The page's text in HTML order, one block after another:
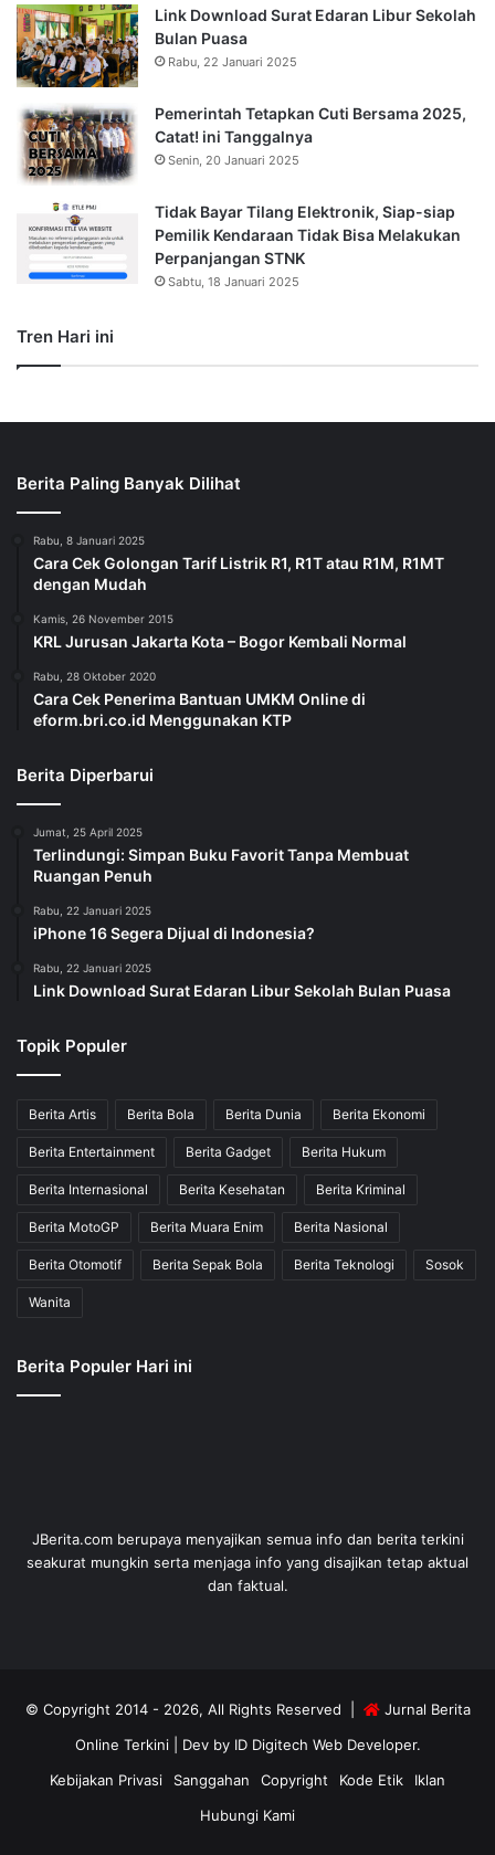
Link Download Surat Edaran Libur Sekolah
Bulan Puasa
Rabu, 22 Januari 2025
Pemerintah Tetapkan Cuti Bersama 2025,
Catat! ini Tanggalnya
Senin, 20 Januari 2025
Tidak Bayar Tilang Elektronik, Siap-siap
Pemilik Kendaraan Tidak Bisa Melakukan
Perpanjangan STNK
Sabtu, 18 Januari 2025
Tren Hari ini
Berita Paling Banyak Dilihat
Rabu, 8 Januari 2025
Cara Cek Golongan Tarif Listrik R1, R1T atau R1M, R1MT
dengan Mudah
Kamis, 26 November 2015
KRL Jurusan Jakarta Kota – Bogor Kembali Normal
Rabu, 28 Oktober 2020
Cara Cek Penerima Bantuan UMKM Online di
eform.bri.co.id Menggunakan KTP
Berita Diperbarui
Jumat, 25 April 2025
Terlindungi: Simpan Buku Favorit Tanpa Membuat
Ruangan Penuh
Rabu, 22 Januari 2025
iPhone 16 Segera Dijual di Indonesia?
Rabu, 22 Januari 2025
Link Download Surat Edaran Libur Sekolah Bulan Puasa
Topik Populer
Berita Artis Berita Bola Berita Dunia Berita Ekonomi
Berita Entertainment Berita Gadget Berita Hukum
Berita Internasional Berita Kesehatan Berita Kriminal
Berita MotoGP Berita Muara Enim Berita Nasional
Berita Otomotif Berita Sepak Bola Berita Teknologi Sosok
Wanita
Berita Populer Hari ini
JBerita.com berupaya menyajikan semua info dan berita terkini
seakurat mungkin serta menjaga info yang disajikan tetap aktual
dan faktual.
© Copyright 2014 - 2026, All Rights Reserved |
Jurnal Berita
Online Terkini| Dev by ID Digitech Web Developer.
Kebijakan Privasi
Sanggahan Copyright Kode Etik
Iklan
Hubungi Kami